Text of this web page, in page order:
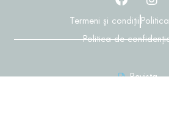
Termeni și condiții
Politica de
Revista